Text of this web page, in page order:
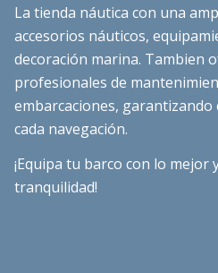
La tienda náutica con una
accesorios náuticos,
decoración marina. Tambien
profesionales de
embarcaciones, garantizando
cada navegación.
¡Equipa tu barco con lo mejor
tranquilidad!